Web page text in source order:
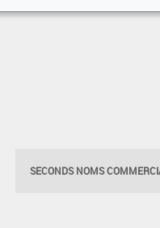
SECONDS NOMS